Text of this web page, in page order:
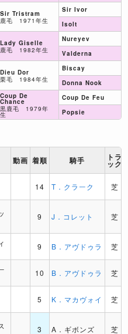
Sir Tristram
鹿毛 1971年生
Lady Giselle
鹿毛 1982年生
Dieu Dor
栗毛 1984年生
Coup De
Chance
黒鹿毛 1979年
生
Sir Ivor
Isolt
Nureyev
Valderna
Biscay
Donna Nook
Coup De Feu
Popsie
動画 着順 騎手 トラ
ック
14 T．クラーク 芝
9 J．コレット 芝
9 B．アヴドゥラ 芝
10 B．アヴドゥラ 芝
5 K．マカヴォイ 芝
3 A．ギボンズ 芝